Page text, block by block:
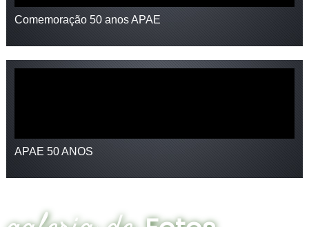
Comemoração 50 anos APAE
APAE 50 ANOS